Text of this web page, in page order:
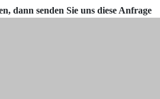
dann senden Sie uns diese Anfrage